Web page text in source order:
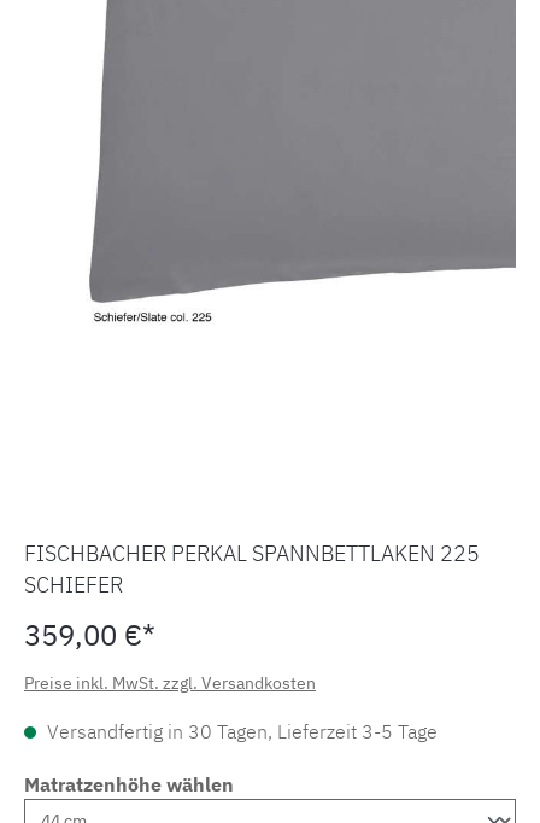
FISCHBACHER PERKAL SPANNBETTLAKEN 225
SCHIEFER
359,00 €*
Preise inkl. MwSt. zzgl. Versandkosten
Versandfertig in 30 Tagen, Lieferzeit 3-5 Tage
Matratzenhöhe wählen